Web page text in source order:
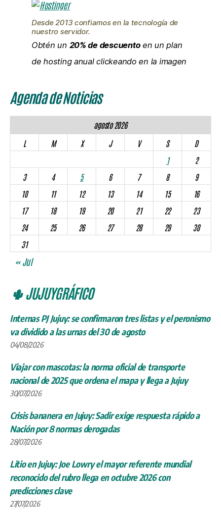
Desde 2013 confiamos en la tecnología de
nuestro servidor.
Obtén un 20% de descuentoen un plan
de hosting anual clickeando en la imagen
Agenda de Noticias
agosto 2026
L
M X J V S
D
1
2
3
4 5 6 7 8
9
10
11 12 13 14 15
16
17
18 19 20 21 22
23
24
25 26 27 28 29
30
31
« Jul
🌵 JUJUYGRÁFICO
Internas PJ Jujuy: se confirmaron tres listas y el peronismo
va dividido a las urnas del 30 de agosto
04/08/2026
Viajar con mascotas: la norma oficial de transporte
nacional de 2025 que ordena el mapa y llega a Jujuy
30/07/2026
Crisis bananera en Jujuy: Sadir exige respuesta rápido a
Nación por 8 normas derogadas
28/07/2026
Litio en Jujuy: Joe Lowry el mayor referente mundial
reconocido del rubro llega en octubre 2026 con
predicciones clave
27/07/2026